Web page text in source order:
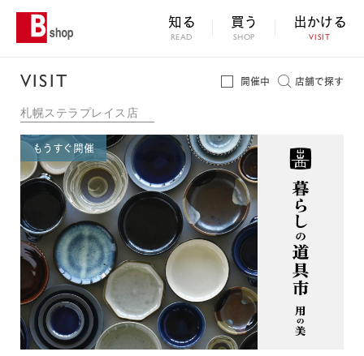
知る
READ
買う
SHOP
出かける
VISIT
VISIT 開催中 店舗で探す
札幌ステラプレイス店
もうすぐ開催